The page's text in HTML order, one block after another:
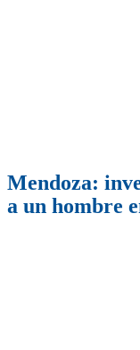
Mendoza:
a un hombre